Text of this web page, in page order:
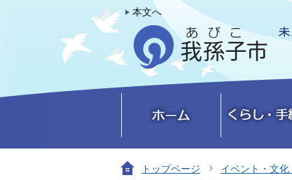
本文へ
トップページ イベント・文化